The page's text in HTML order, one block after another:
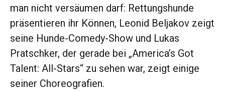
man nicht versäumen darf: ­Rettungshunde
präsentieren ihr Können, Leonid Beljakov zeigt
seine Hunde-Comedy-Show und Lukas
Pratschker, der gerade bei „America’s Got
Talent: All-Stars“ zu sehen war, zeigt einige
seiner Choreografien.